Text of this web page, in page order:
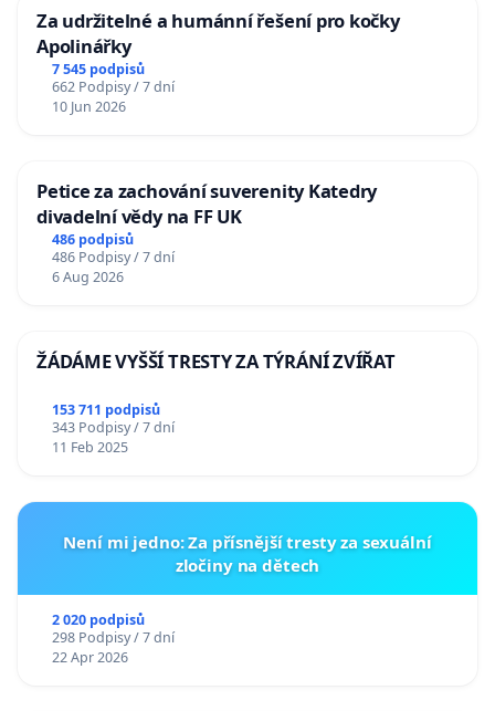
Za udržitelné a humánní řešení pro kočky
Apolinářky
7 545 podpisů
662 Podpisy / 7 dní
10 Jun 2026
Petice za zachování suverenity Katedry
divadelní vědy na FF UK
486 podpisů
486 Podpisy / 7 dní
6 Aug 2026
ŽÁDÁME VYŠŠÍ TRESTY ZA TÝRÁNÍ ZVÍŘAT
153 711 podpisů
343 Podpisy / 7 dní
11 Feb 2025
Není mi jedno: Za přísnější tresty za sexuální
zločiny na dětech
2 020 podpisů
298 Podpisy / 7 dní
22 Apr 2026